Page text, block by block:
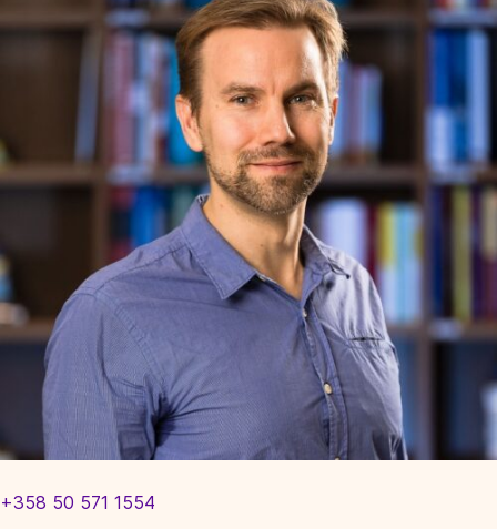
+358 50 571 1554